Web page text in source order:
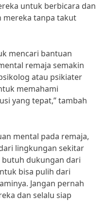
untuk berbicara dan
mereka tanpa takut
mencari bantuan
remaja semakin
atau psikiater
memahami
yang tepat,” tambah
mental pada remaja,
lingkungan sekitar
butuh dukungan dari
bisa pulih dari
Jangan pernah
dan selalu siap